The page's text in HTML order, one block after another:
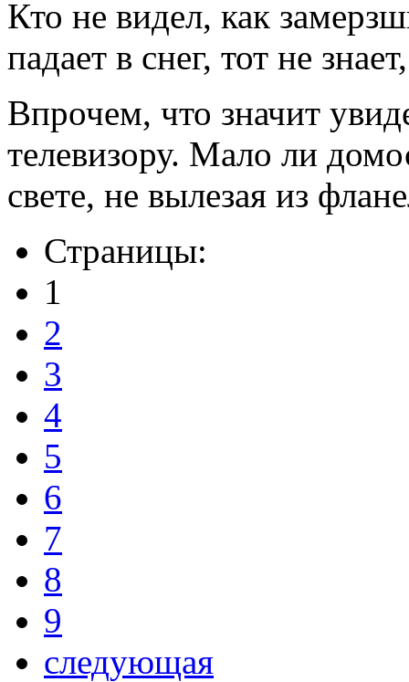
Кто не видел, как
падает в снег, тот не
Впрочем, что значит
телевизору. Мало ли
свете, не вылезая из
Страницы:
1
2
3
4
5
6
7
8
9
следующая